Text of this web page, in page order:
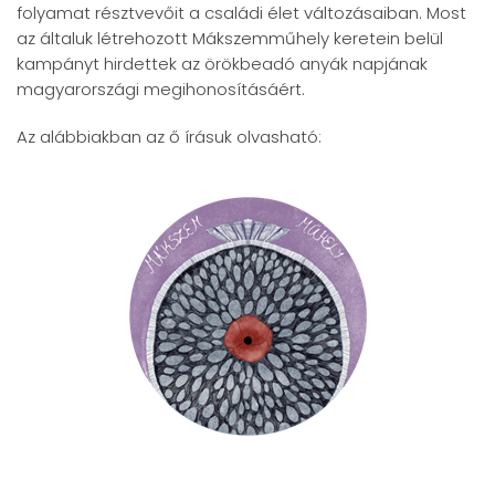
folyamat résztvevőit a családi élet változásaiban. Most
az általuk létrehozott Mákszemműhely keretein belül
kampányt hirdettek az örökbeadó anyák napjának
magyarországi megihonosításáért.
Az alábbiakban az ő írásuk olvasható: